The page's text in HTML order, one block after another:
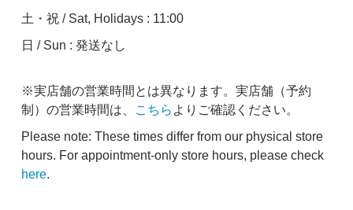
土・祝 / Sat, Holidays : 11:00
日 / Sun : 発送なし
※実店舗の営業時間とは異なります。実店舗（予約
制）の営業時間は、
こちら よりご確認ください。
Please note: These times differ from our physical store
hours. For appointment-only store hours, please check
here.